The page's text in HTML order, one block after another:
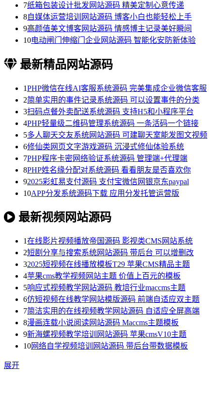
7纸箱包装设计批发网站源码 精美定制心意传递
8自媒体运营培训网站源码 博客小白也能轻松上手
9高颜值美文博客网站源码 情感博主记录美好瞬间
10电动闸门伸缩门企业网站源码 智能化安防新体验
最新精品网站源码
1PHP微信在线AI客服系统源码 完美集成企业微信客服
2简单实用的事件记录系统源码 可以设置事件的分类
3扫码点餐外卖配送系统源码 支持H5和小程序平台
4PHP轻量级二维码管理系统源码 一条活码一个链接
5多人聊天交友系统网站源码 可建聊天室能发图文视频
6修仙类网页文字游戏源码 沉浸式修仙体验系统
7PHP程序卡密网络验证系统源码 管理端+代理端
8PHP姓名缘分配对系统源码 看看朋友是否喜欢你
92025彩虹易支付源码 支付宝微信网银京东paypal
10APP分发系统源码下载 应用分发托管运营版
最新视频网站源码
1在线影片视频播放帝国源码 影视类CMS网站系统
2短剧分享与搜索系统网站源码 带后台 可以增删改
32025短视频在线播放模板T29 苹果CMS精品主题
4苹果cms教学视频网站主题 价值上百元的模板
5响应式视频教学网站源码 教培行业maccms主题
6仿短视频在线教学网站模版源码 前端自适应双主题
7简洁实用的在线视频教学网站源码 自适应全屏高端
8漫画连载小说阅读网站源码 Maccms主题模板
9新海螺视频教学培训网站源码 苹果cmsV10主题
10网络自学视频培训网站源码 带后台带数据模板
展开